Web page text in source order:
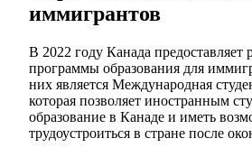
иммигрантов
В 2022 году Канада предоставляет
программы образования для
них является Международная
которая позволяет иностранным
образование в Канаде и иметь
трудоустроиться в стране после